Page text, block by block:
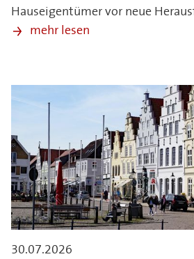
Hauseigentümer vor neue
mehr lesen
30.07.2026